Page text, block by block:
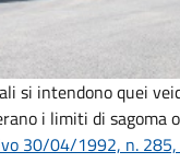
si intendono quei
i limiti di sagoma
30/04/1992, n.